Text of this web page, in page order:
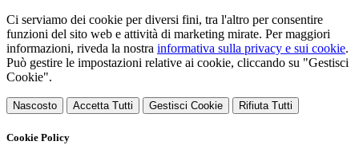
Ci serviamo dei cookie per diversi fini, tra l'altro per consentire
funzioni del sito web e attività di marketing mirate. Per maggiori
informazioni, riveda la nostra informativa sulla privacy e sui cookie.
Può gestire le impostazioni relative ai cookie, cliccando su "Gestisci
Cookie".
Nascosto Accetta Tutti Gestisci Cookie Rifiuta Tutti
Cookie Policy